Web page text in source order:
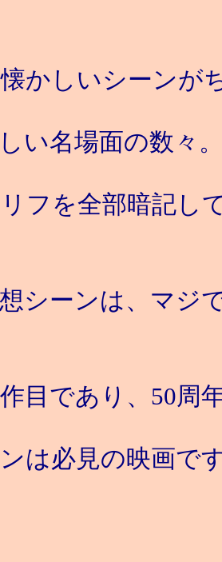
かしいシーンが
い名場面の数々
フを全部暗記し
シーンは、マジ
目であり、50周
は必見の映画で